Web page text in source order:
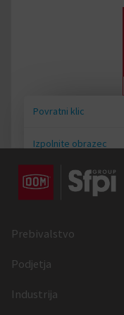
Povratni klic
Izpolnite obrazec
Prebivalstvo
Podjetja
Industrija